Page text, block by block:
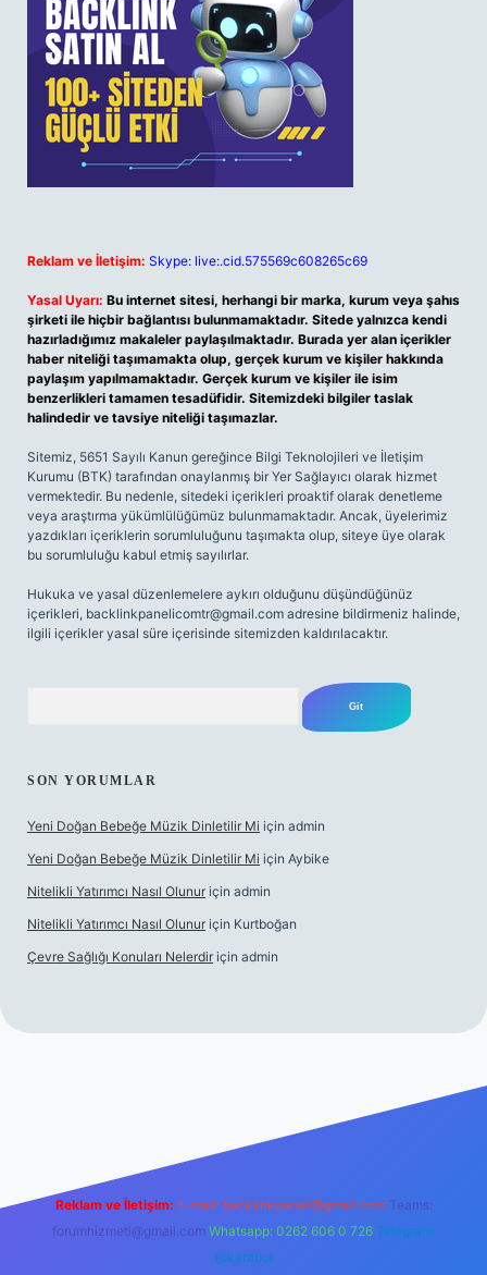
Reklam ve İletişim: Skype: live:.cid.575569c608265c69
Yasal Uyarı: Bu internet sitesi, herhangi bir marka, kurum veya şahıs
şirketi ile hiçbir bağlantısı bulunmamaktadır. Sitede yalnızca kendi
hazırladığımız makaleler paylaşılmaktadır. Burada yer alan içerikler
haber niteliği taşımamakta olup, gerçek kurum ve kişiler hakkında
paylaşım yapılmamaktadır. Gerçek kurum ve kişiler ile isim
benzerlikleri tamamen tesadüfidir. Sitemizdeki bilgiler taslak
halindedir ve tavsiye niteliği taşımazlar.
Sitemiz, 5651 Sayılı Kanun gereğince Bilgi Teknolojileri ve İletişim
Kurumu (BTK) tarafından onaylanmış bir Yer Sağlayıcı olarak hizmet
vermektedir. Bu nedenle, sitedeki içerikleri proaktif olarak denetleme
veya araştırma yükümlülüğümüz bulunmamaktadır. Ancak, üyelerimiz
yazdıkları içeriklerin sorumluluğunu taşımakta olup, siteye üye olarak
bu sorumluluğu kabul etmiş sayılırlar.
Hukuka ve yasal düzenlemelere aykırı olduğunu düşündüğünüz
içerikleri, backlinkpanelicomtr@gmail.com adresine bildirmeniz halinde,
ilgili içerikler yasal süre içerisinde sitemizden kaldırılacaktır.
SON YORUMLAR
Yeni Doğan Bebeğe Müzik Dinletilir Mi için admin
Yeni Doğan Bebeğe Müzik Dinletilir Mi için Aybike
Nitelikli Yatırımcı Nasıl Olunur için admin
Nitelikli Yatırımcı Nasıl Olunur için Kurtboğan
Çevre Sağlığı Konuları Nelerdir için admin
Reklam ve İletişim: E-mail: backlinkpaneli@gmail.com Teams:
forumhizmeti@gmail.com Whatsapp: 0262 606 0 726 Telegram:
@karabul